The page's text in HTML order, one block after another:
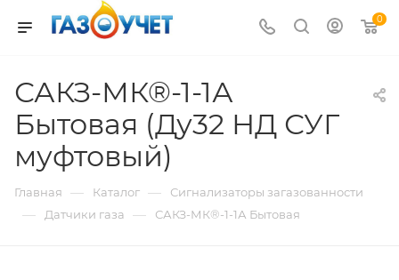
0
САКЗ-МК®-1-1А
Бытовая (Ду32 НД СУГ
муфтовый)
Главная — Каталог — Сигнализаторы загазованности
— Датчики газа — САКЗ-МК®-1-1А Бытовая